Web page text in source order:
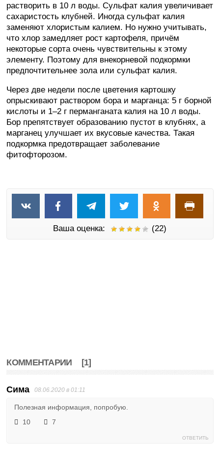
растворить в 10 л воды. Сульфат калия увеличивает
сахаристость клубней. Иногда сульфат калия
заменяют хлористым калием. Но нужно учитывать,
что хлор замедляет рост картофеля, причём
некоторые сорта очень чувствительны к этому
элементу. Поэтому для внекорневой подкормки
предпочтительнее зола или сульфат калия.
Через две недели после цветения картошку
опрыскивают раствором бора и марганца: 5 г борной
кислоты и 1–2 г перманганата калия на 10 л воды.
Бор препятствует образованию пустот в клубнях, а
марганец улучшает их вкусовые качества. Такая
подкормка предотвращает заболевание
фитофторозом.
Ваша оценка: (22)
КОММЕНТАРИИ [1]
Сима 08.06.2020 в 01:11
Полезная информация, попробую.
10
7
ОТВЕТИТЬ